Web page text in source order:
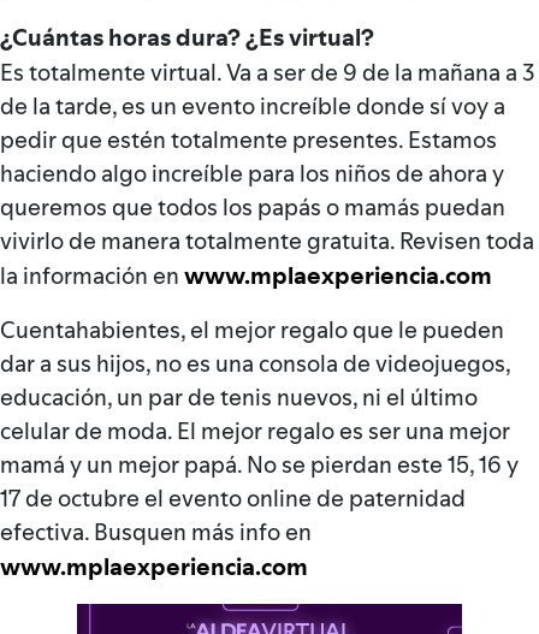
¿Cuántas horas dura? ¿Es virtual?
Es totalmente virtual. Va a ser de 9 de la mañana a 3
de la tarde, es un evento increíble donde sí voy a
pedir que estén totalmente presentes. Estamos
haciendo algo increíble para los niños de ahora y
queremos que todos los papás o mamás puedan
vivirlo de manera totalmente gratuita. Revisen toda
la información enwww.mplaexperiencia.com
Cuentahabientes, el mejor regalo que le pueden
dar a sus hijos, no es una consola de videojuegos,
educación, un par de tenis nuevos, ni el último
celular de moda. El mejor regalo es ser una mejor
mamá y un mejor papá. No se pierdan este 15, 16 y
17 de octubre el evento online de paternidad
efectiva. Busquen más info en
www.mplaexperiencia.com